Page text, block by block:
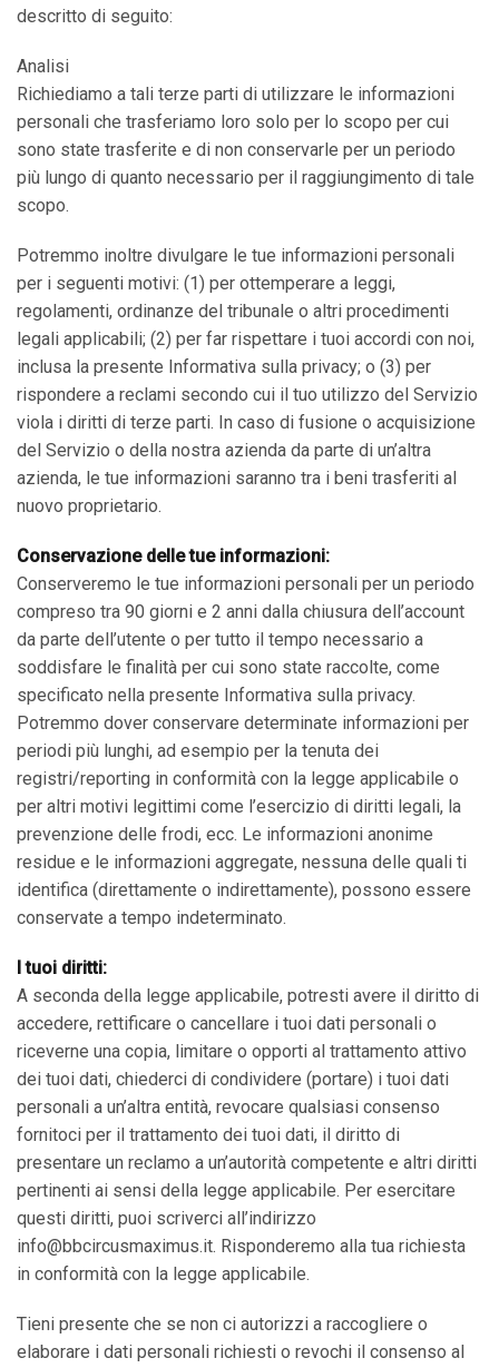
descritto di seguito:
Analisi
Richiediamo a tali terze parti di utilizzare le informazioni
personali che trasferiamo loro solo per lo scopo per cui
sono state trasferite e di non conservarle per un periodo
più lungo di quanto necessario per il raggiungimento di tale
scopo.
Potremmo inoltre divulgare le tue informazioni personali
per i seguenti motivi: (1) per ottemperare a leggi,
regolamenti, ordinanze del tribunale o altri procedimenti
legali applicabili; (2) per far rispettare i tuoi accordi con noi,
inclusa la presente Informativa sulla privacy; o (3) per
rispondere a reclami secondo cui il tuo utilizzo del Servizio
viola i diritti di terze parti. In caso di fusione o acquisizione
del Servizio o della nostra azienda da parte di un’altra
azienda, le tue informazioni saranno tra i beni trasferiti al
nuovo proprietario.
Conservazione delle tue informazioni:
Conserveremo le tue informazioni personali per un periodo
compreso tra 90 giorni e 2 anni dalla chiusura dell’account
da parte dell’utente o per tutto il tempo necessario a
soddisfare le finalità per cui sono state raccolte, come
specificato nella presente Informativa sulla privacy.
Potremmo dover conservare determinate informazioni per
periodi più lunghi, ad esempio per la tenuta dei
registri/reporting in conformità con la legge applicabile o
per altri motivi legittimi come l’esercizio di diritti legali, la
prevenzione delle frodi, ecc. Le informazioni anonime
residue e le informazioni aggregate, nessuna delle quali ti
identifica (direttamente o indirettamente), possono essere
conservate a tempo indeterminato.
I tuoi diritti:
A seconda della legge applicabile, potresti avere il diritto di
accedere, rettificare o cancellare i tuoi dati personali o
riceverne una copia, limitare o opporti al trattamento attivo
dei tuoi dati, chiederci di condividere (portare) i tuoi dati
personali a un’altra entità, revocare qualsiasi consenso
fornitoci per il trattamento dei tuoi dati, il diritto di
presentare un reclamo a un’autorità competente e altri diritti
pertinenti ai sensi della legge applicabile. Per esercitare
questi diritti, puoi scriverci all’indirizzo
info@bbcircusmaximus.it. Risponderemo alla tua richiesta
in conformità con la legge applicabile.
Tieni presente che se non ci autorizzi a raccogliere o
elaborare i dati personali richiesti o revochi il consenso al